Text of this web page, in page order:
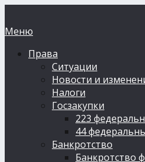
Меню
Права
Ситуации
Новости и
Налоги
Госзакупки
223
44
Банкротство
Банкротство